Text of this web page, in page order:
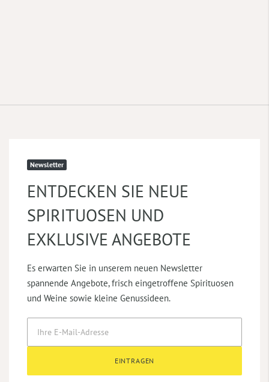
Newsletter
ENTDECKEN SIE NEUE
SPIRITUOSEN UND
EXKLUSIVE ANGEBOTE
Es erwarten Sie in unserem neuen Newsletter
spannende Angebote, frisch eingetroffene Spirituosen
und Weine sowie kleine Genussideen.
EINTRAGEN